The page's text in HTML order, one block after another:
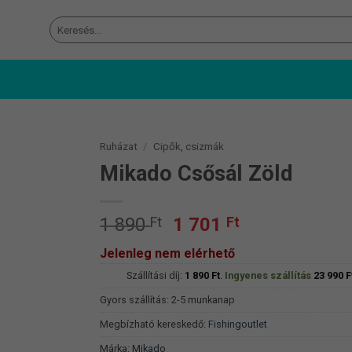
Keresés
a
Ruházat / Cipők, csizmák
Mikado Csősál Zöld
1 890Ft
Original
price
was:
1
890 Ft.
1 701 FtCurrent
1
Jelenleg nem elérhető
Szállítási díj: 1 890 Ft. Ingyenes szállítás 23 990
Gyors szállítás: 2-5 munkanap
Megbízható kereskedő: Fishingoutlet
Márka: Mikado